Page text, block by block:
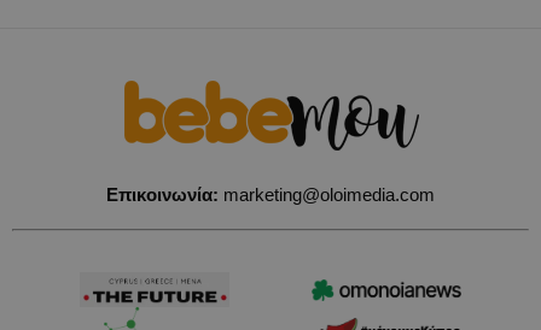
Επικοινωνία: marketing@oloimedia.com